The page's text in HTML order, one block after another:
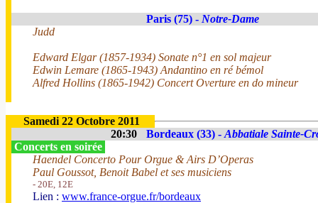
Paris (75) - Notre-Dame
Judd
Edward Elgar (1857-1934) Sonate n°1 en sol majeur
Edwin Lemare (1865-1943) Andantino en ré bémol
Alfred Hollins (1865-1942) Concert Overture en do mineur
Samedi 22 Octobre 2011
20:30
Bordeaux (33) - Abbatiale Sainte-
Concerts en soirée
Haendel Concerto Pour Orgue & Airs D’Operas
Paul Goussot, Benoit Babel et ses musiciens
- 20E, 12E
Lien : www.france-orgue.fr/bordeaux